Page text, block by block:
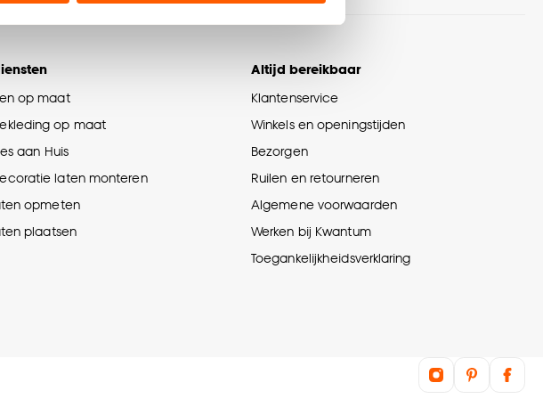
of klik op ‘weigeren’ om alleen de
bekijk hiervoor onze
op maat
op maat
aan Huis
laten monteren
opmeten
plaatsen
Altijd bereikbaar
Klantenservice
Winkels en openingstijden
Bezorgen
Ruilen en retourneren
Algemene voorwaarden
Werken bij Kwantum
Toegankelijkheidsverklaring